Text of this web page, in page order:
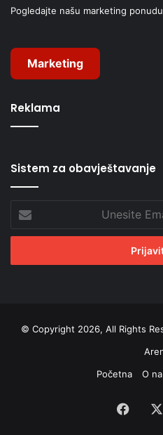
Pogledajte našu marketing
Marketing
Reklama
Sistem za obavještavanje
Email
adresu
© Copyright 2026, All Rights
Početna
O